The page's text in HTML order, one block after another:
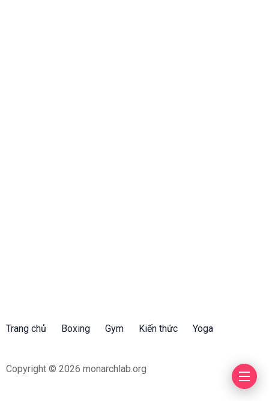
Trang chủ Boxing Gym Kiến thức Yoga
Copyright © 2026 monarchlab.org